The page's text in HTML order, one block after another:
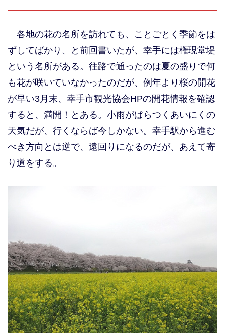
各地の花の名所を訪れても、ことごとく季節をは
ずしてばかり、と前回書いたが、幸手には権現堂堤
という名所がある。往路で通ったのは夏の盛りで何
も花が咲いていなかったのだが、例年より桜の開花
が早い3月末、幸手市観光協会HPの開花情報を確認
すると、満開！とある。小雨がぱらつくあいにくの
天気だが、行くならば今しかない。幸手駅から進む
べき方向とは逆で、遠回りになるのだが、あえて寄
り道をする。